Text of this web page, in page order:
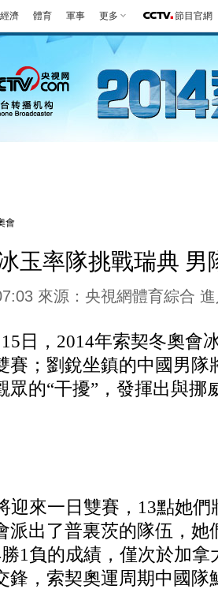
經濟 體育 軍事 更多 節目官網
會
玉率隊挑戰瑞典 男
來源：央視網體育綜合
，2014年索契冬奧會
賽；劉銳坐鎮的中國男隊
眾的“干擾”，發揮出與挪
來一日雙賽，13點她們
派出了普裏茨的隊伍，她
1負的成績，僅次於加
鋒，索契奧運周期中國隊